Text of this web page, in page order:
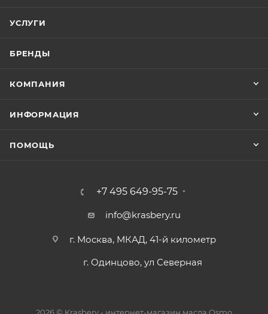
УСЛУГИ
БРЕНДЫ
КОМПАНИЯ
ИНФОРМАЦИЯ
ПОМОЩЬ
+7 495 649-95-75
info@krasbery.ru
г. Москва, МКАД, 41-й километр
г. Одинцово, ул Северная